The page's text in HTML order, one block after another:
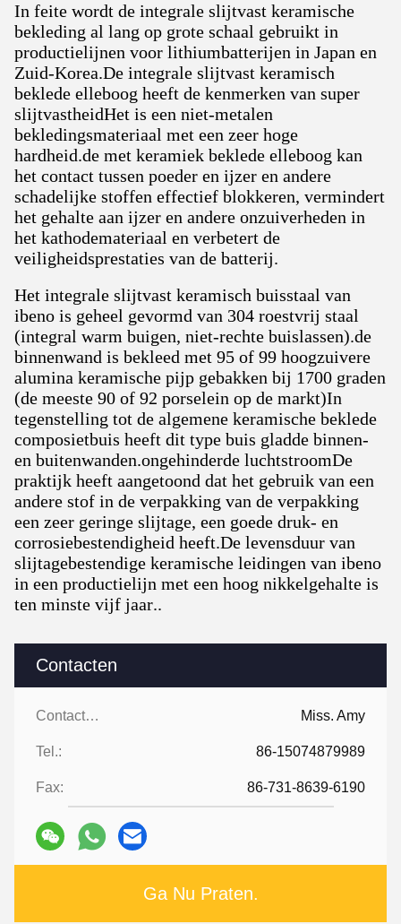
Contacten
Contacten: Miss. Amy
Tel.: 86-15074879989
Fax: 86-731-8639-6190
Ga Nu Praten.
In feite wordt de integrale slijtvast keramische
bekleding al lang op grote schaal gebruikt in
productielijnen voor lithiumbatterijen in Japan en
Zuid-Korea.De integrale slijtvast keramisch
beklede elleboog heeft de kenmerken van super
slijtvastheidHet is een niet-metalen
bekledingsmateriaal met een zeer hoge
hardheid.de met keramiek beklede elleboog kan
het contact tussen poeder en ijzer en andere
schadelijke stoffen effectief blokkeren, vermindert
het gehalte aan ijzer en andere onzuiverheden in
het kathodemateriaal en verbetert de
veiligheidsprestaties van de batterij.
Het integrale slijtvast keramisch buisstaal van
ibeno is geheel gevormd van 304 roestvrij staal
(integral warm buigen, niet-rechte buislassen).de
binnenwand is bekleed met 95 of 99 hoogzuivere
alumina keramische pijp gebakken bij 1700 graden
(de meeste 90 of 92 porselein op de markt)In
tegenstelling tot de algemene keramische beklede
composietbuis heeft dit type buis gladde binnen-
en buitenwanden.ongehinderde luchtstroomDe
praktijk heeft aangetoond dat het gebruik van een
andere stof in de verpakking van de verpakking
een zeer geringe slijtage, een goede druk- en
corrosiebestendigheid heeft.De levensduur van
slijtagebestendige keramische leidingen van ibeno
in een productielijn met een hoog nikkelgehalte is
ten minste vijf jaar..